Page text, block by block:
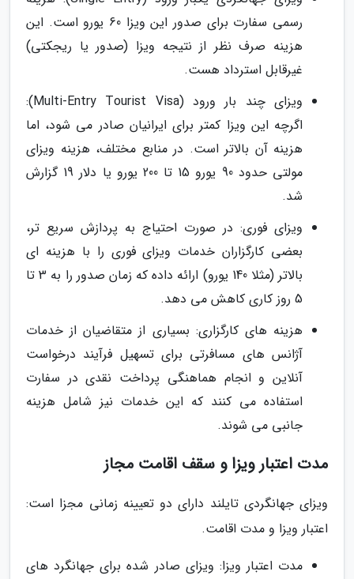
رسمی سفارت برای صدور این ویزا 60 یورو است. این
هزینه صرف نظر از نتیجه ویزا (صدور یا ریجکتی)
غیرقابل استرداد هست.
ویزای چند بار ورود (Multi-Entry Tourist Visa):
اگرچه این ویزا کمتر برای ایرانیان صادر می شود، اما
هزینه آن بالاتر است. در منابع مختلف، هزینه ویزای
مولتی حدود 90 یورو 15 تا 200 یورو یا دلار 19 گزارش
شد.
ویزای فوری: در صورت احتیاج به پردازش سریع تر،
بعضی کارگزاران خدمات ویزای فوری را با هزینه ای
بالاتر (مثلا 140 یورو) ارائه داده که زمان صدور را به 3 تا
5 روز کاری کاهش می دهد.
هزینه های کارگزاری: بسیاری از متقاضیان از خدمات
آژانس های مسافرتی برای تسهیل فرآیند درخواست
آنلاین و انجام هماهنگی پرداخت نقدی در سفارت
استفاده می کنند که این خدمات نیز شامل هزینه
جانبی می شوند.
مدت اعتبار ویزا و سقف اقامت مجاز
ویزای جهانگردی تایلند دارای دو تعیینه زمانی مجزا است:
اعتبار ویزا و مدت اقامت.
مدت اعتبار ویزا: ویزای صادر شده برای جهانگرد های